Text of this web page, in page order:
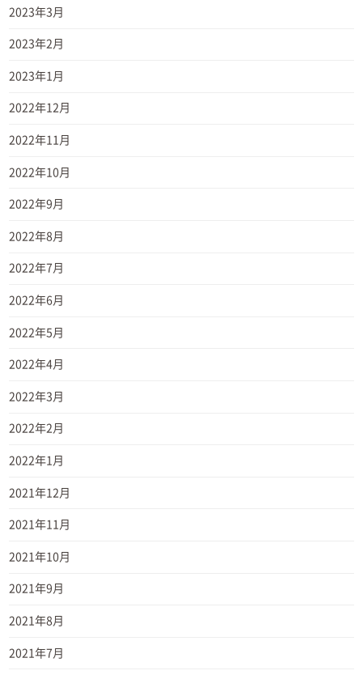
2023年3月
2023年2月
2023年1月
2022年12月
2022年11月
2022年10月
2022年9月
2022年8月
2022年7月
2022年6月
2022年5月
2022年4月
2022年3月
2022年2月
2022年1月
2021年12月
2021年11月
2021年10月
2021年9月
2021年8月
2021年7月